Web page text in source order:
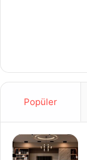
Popüler